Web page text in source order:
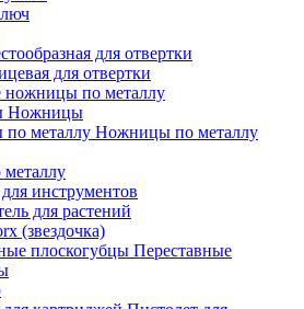
для отвертки
для отвертки
ножницы по металлу
Ножницы
Ножницы по металлу
инструментов
для растений
(звездочка)
Переставные